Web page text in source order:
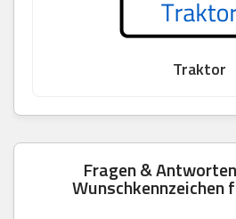
Traktor
Fragen &
Wunschkennzeichen